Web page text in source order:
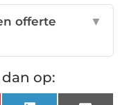
offerte
▼
op: